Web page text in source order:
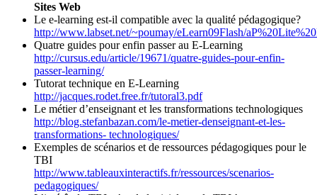
Sites Web
Le e-learning est-il compatible avec la qualité pédagogique?
http://www.labset.net/~poumay/eLearn09Flash/
Quatre guides pour enfin passer au E-Learning
http://cursus.edu/article/19671/quatre-guides-pour-enfin-
passer-learning/
Tutorat technique en E-Learning
http://jacques.rodet.free.fr/tutoral3.pdf
Le métier d’enseignant et les transformations technologiques
http://blog.stefanbazan.com/le-metier-denseignant-et-les-
transformations- technologiques/
Exemples de scénarios et de ressources pédagogiques pour le
TBI
http://www.tableauxinteractifs.fr/ressources/scenarios-
pedagogiques/